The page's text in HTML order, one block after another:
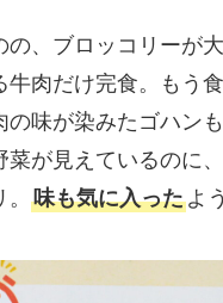
、ブロッコリーが大
牛肉だけ完食。もう
の味が染みたゴハン
菜が見えているのに
味も気に入ったよ